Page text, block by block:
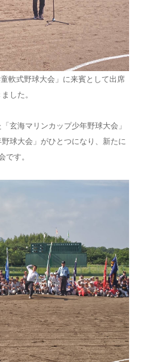
軟式野球大会」に来賓として出席
した。
玄海マリンカップ少年野球大会」
球大会」がひとつになり、新たに
す。